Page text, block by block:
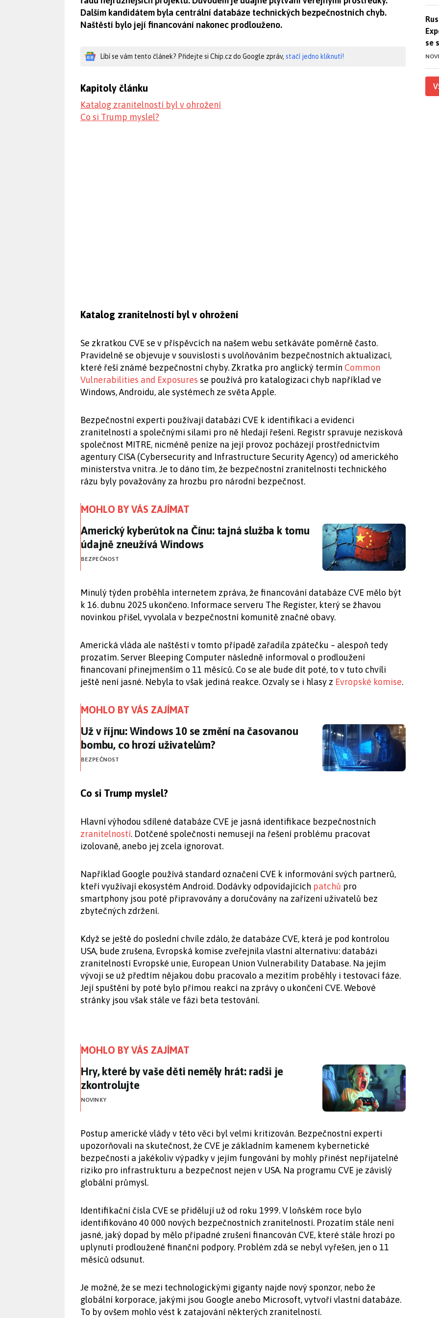
Dalším kandidátem byla centrální databáze technických bezpečnostních chyb.
Naštěstí bylo její financování nakonec prodlouženo.
Líbí se vám tento článek? Přidejte si Chip.cz do Google zpráv, stačí jedno kliknutí!
Kapitoly článku
Katalog zranitelností byl v ohrožení
Co si Trump myslel?
Katalog zranitelností byl v ohrožení
Se zkratkou CVE se v příspěvcích na našem webu setkáváte poměrně často.
Pravidelně se objevuje v souvislosti s uvolňováním bezpečnostních aktualizací,
které řeší známé bezpečnostní chyby. Zkratka pro anglický termín Common
Vulnerabilities and Exposures se používá pro katalogizaci chyb například ve
Windows, Androidu, ale systémech ze světa Apple.
Bezpečnostní experti používají databázi CVE k identifikaci a evidenci
zranitelností a společnými silami pro ně hledají řešení. Registr spravuje nezisková
společnost MITRE, nicméně peníze na její provoz pocházejí prostřednictvím
agentury CISA (Cybersecurity and Infrastructure Security Agency) od amerického
ministerstva vnitra. Je to dáno tím, že bezpečnostní zranitelnosti technického
rázu byly považovány za hrozbu pro národní bezpečnost.
MOHLO BY VÁS ZAJÍMAT
Americký kyberútok na Čínu: tajná služba k tomu údajně zneužívá
Americký kyberútok na Čínu: tajná služba k tomu
údajně zneužívá Windows
BEZPEČNOST
Minulý týden proběhla internetem zpráva, že financování databáze CVE mělo být
k 16. dubnu 2025 ukončeno. Informace serveru The Register, který se žhavou
novinkou přišel, vyvolala v bezpečnostní komunitě značné obavy.
Americká vláda ale naštěstí v tomto případě zařadila zpátečku – alespoň tedy
prozatím. Server Bleeping Computer následně informoval o prodloužení
financovaní přinejmenším o 11 měsíců. Co se ale bude dít poté, to v tuto chvíli
ještě není jasné. Nebyla to však jediná reakce. Ozvaly se i hlasy z Evropské komise.
MOHLO BY VÁS ZAJÍMAT
Už v říjnu: Windows 10 se změní na časovanou bombu, co hrozí
Už v říjnu: Windows 10 se změní na časovanou
bombu, co hrozí uživatelům?
BEZPEČNOST
Co si Trump myslel?
Hlavní výhodou sdílené databáze CVE je jasná identifikace bezpečnostních
zranitelností. Dotčené společnosti nemusejí na řešení problému pracovat
izolovaně, anebo jej zcela ignorovat.
Například Google používá standard označení CVE k informování svých partnerů,
kteří využívají ekosystém Android. Dodávky odpovídajících patchů pro
smartphony jsou poté připravovány a doručovány na zařízení uživatelů bez
zbytečných zdržení.
Když se ještě do poslední chvíle zdálo, že databáze CVE, která je pod kontrolou
USA, bude zrušena, Evropská komise zveřejnila vlastní alternativu: databázi
zranitelností Evropské unie, European Union Vulnerability Database. Na jejím
vývoji se už předtím nějakou dobu pracovalo a mezitím proběhly i testovací fáze.
Její spuštění by poté bylo přímou reakcí na zprávy o ukončení CVE. Webové
stránky jsou však stále ve fázi beta testování.
MOHLO BY VÁS ZAJÍMAT
Hry, které by vaše děti neměly hrát: radši je zkontrolujte
Hry, které by vaše děti neměly hrát: radši je
zkontrolujte
NOVINKY
Postup americké vlády v této věci byl velmi kritizován. Bezpečnostní experti
upozorňovali na skutečnost, že CVE je základním kamenem kybernetické
bezpečnosti a jakékoliv výpadky v jejím fungování by mohly přinést nepřijatelné
riziko pro infrastrukturu a bezpečnost nejen v USA. Na programu CVE je závislý
globální průmysl.
Identifikační čísla CVE se přidělují už od roku 1999. V loňském roce bylo
identifikováno 40 000 nových bezpečnostních zranitelností. Prozatím stále není
jasné, jaký dopad by mělo případné zrušení financován CVE, které stále hrozí po
uplynutí prodloužené finanční podpory. Problém zdá se nebyl vyřešen, jen o 11
měsíců odsunut.
Je možné, že se mezi technologickými giganty najde nový sponzor, nebo že
globální korporace, jakými jsou Google anebo Microsoft, vytvoří vlastní databáze.
To by ovšem mohlo vést k zatajování některých zranitelností.
se